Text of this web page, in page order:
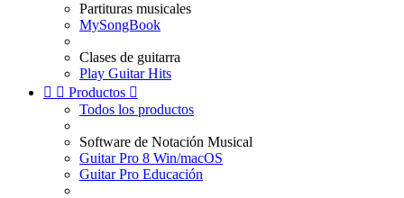
Partituras musicales
MySongBook
Clases de guitarra
Play Guitar Hits
  Productos 
Todos los productos
Software de Notación Musical
Guitar Pro 8 Win/macOS
Guitar Pro Educación